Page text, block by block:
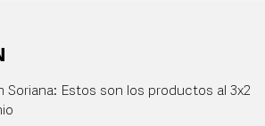
Soriana: Estos son los productos al 3x2